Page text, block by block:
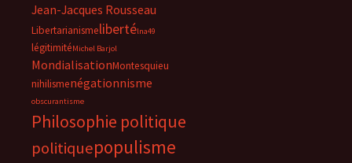
Jean-Jacques Rousseau
Libertarianismelibertélna49
légitimitéMichel Barjol
MondialisationMontesquieu
nihilismenégationnisme
obscurantisme
Philosophie politique
politiquepopulisme